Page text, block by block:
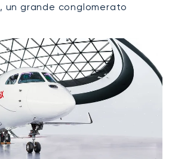
, un grande conglomerato